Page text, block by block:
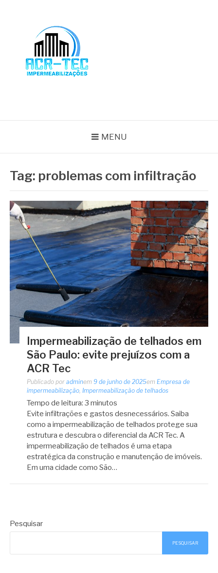
MENU
Tag: problemas com infiltração
Impermeabilização de telhados em
São Paulo: evite prejuízos com a
ACR Tec
Publicado por adminem 9 de junho de 2025em Empresa de
impermeabilização Impermeabilização de telhados
Tempo de leitura: 3 minutos
Evite infiltrações e gastos desnecessários. Saiba
como a impermeabilização de telhados protege sua
estrutura e descubra o diferencial da ACR Tec. A
impermeabilização de telhados é uma etapa
estratégica da construção e manutenção de imóveis.
Em uma cidade como São…
Pesquisar
PESQUISAR